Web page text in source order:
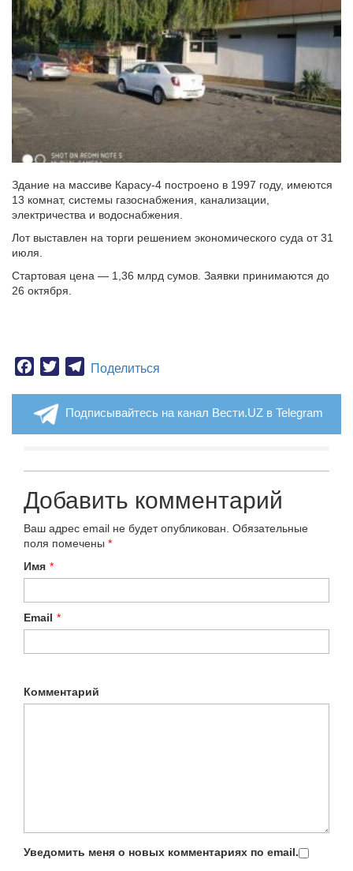
Здание на массиве Карасу-4 построено в 1997 году, имеются
13 комнат, системы газоснабжения, канализации,
электричества и водоснабжения.
Лот выставлен на торги решением экономического суда от 31
июля.
Стартовая цена — 1,36 млрд сумов. Заявки принимаются до
26 октября.
Facebook
TwitterTelegram
Поделиться
Подписывайтесь на канал Вести.UZ в Telegram
Добавить комментарий
Ваш адрес email не будет опубликован. Обязательные
поля помечены *
Имя *
Email *
Комментарий
Уведомить меня о новых комментариях по email.